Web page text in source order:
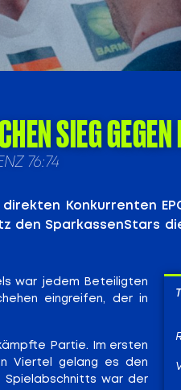
SIEG
76:74
Konkurrenten
den SparkassenStars
war jedem Beteiligten
eingreifen, der in
Partie. Im ersten
Viertel gelang es den
Spielabschnitts war der